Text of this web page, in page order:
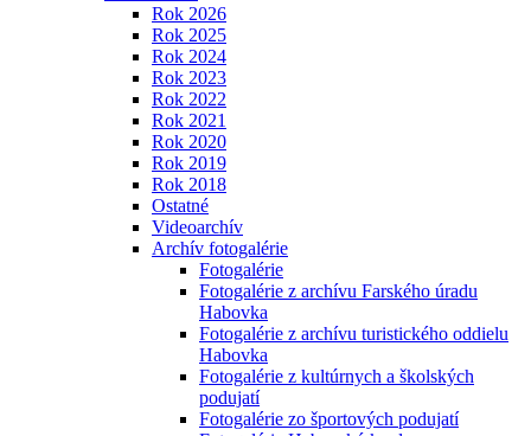
Rok 2026
Rok 2025
Rok 2024
Rok 2023
Rok 2022
Rok 2021
Rok 2020
Rok 2019
Rok 2018
Ostatné
Videoarchív
Archív fotogalérie
Fotogalérie
Fotogalérie z archívu Farského úradu
Habovka
Fotogalérie z archívu turistického oddielu
Habovka
Fotogalérie z kultúrnych a školských
podujatí
Fotogalérie zo športových podujatí